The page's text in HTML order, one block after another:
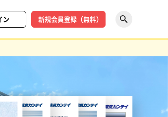
ン 新規会員登録（無料）